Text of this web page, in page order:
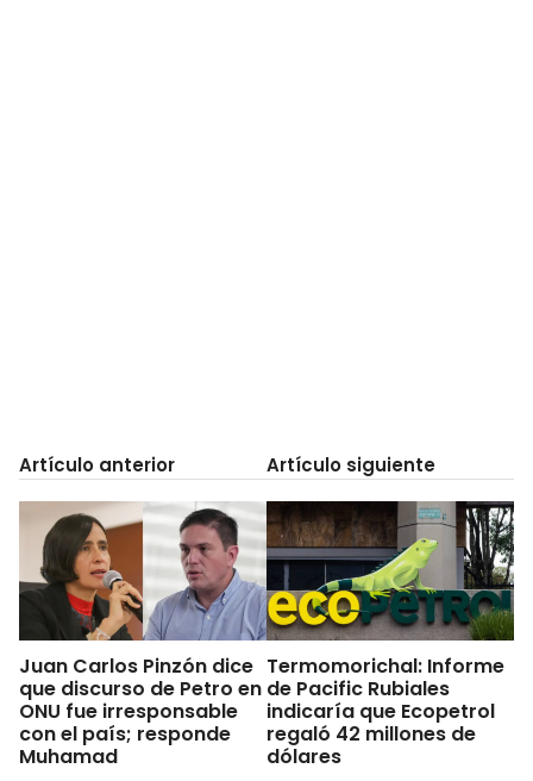
Artículo anterior
Juan Carlos Pinzón dice
que discurso de Petro en
ONU fue irresponsable
con el país; responde
Muhamad
Artículo siguiente
Termomorichal: Informe
de Pacific Rubiales
indicaría que Ecopetrol
regaló 42 millones de
dólares